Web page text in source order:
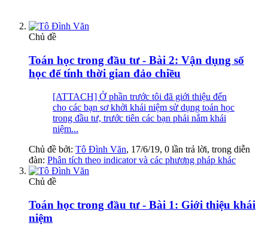
Chủ đề
Toán học trong đầu tư - Bài 2: Vận dụng số
học để tính thời gian đảo chiều
[ATTACH] Ở phần trước tôi đã giới thiệu đến
cho các bạn sơ khởi khái niệm sử dụng toán học
trong đầu tư, trước tiên các bạn phải nắm khái
niệm...
Chủ đề bởi: Tô Đình Văn, 17/6/19, 0 lần trả lời, trong diễn
đàn: Phân tích theo indicator và các phương pháp khác
Chủ đề
Toán học trong đầu tư - Bài 1: Giới thiệu khái
niệm